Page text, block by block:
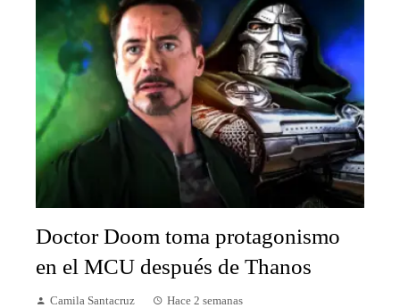
Doctor Doom toma protagonismo
en el MCU después de Thanos
Camila Santacruz Hace 2 semanas